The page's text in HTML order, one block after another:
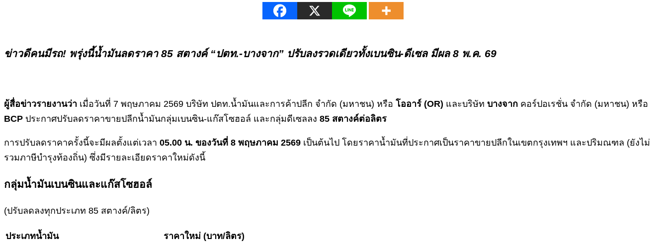
ข่าวดีคนมีรถ! พรุ่งนี้น้ำมันลดราคา 85 สตางค์ “ปตท.-บางจาก” ปรับลงรวดเดียวทั้งเบนซิน-ดีเซล มีผล 8 พ.ค. 69
ผู้สื่อข่าวรายงานว่า เมื่อวันที่ 7 พฤษภาคม 2569 บริษัท ปตท.น้ำมันและการค้าปลีก จำกัด (มหาชน) หรือ โออาร์ (OR) และบริษัท บางจาก คอร์ปอเรชั่น จำกัด (มหาชน) หรือ
BCP ประกาศปรับลดราคาขายปลีกน้ำมันกลุ่มเบนซิน-แก๊สโซฮอล์ และกลุ่มดีเซลลง 85 สตางค์ต่อลิตร
การปรับลดราคาครั้งนี้จะมีผลตั้งแต่เวลา 05.00 น. ของวันที่ 8 พฤษภาคม 2569 เป็นต้นไป โดยราคาน้ำมันที่ประกาศเป็นราคาขายปลีกในเขตกรุงเทพฯ และปริมณฑล (ยังไม่
รวมภาษีบำรุงท้องถิ่น) ซึ่งมีรายละเอียดราคาใหม่ดังนี้
กลุ่มน้ำมันเบนซินและแก๊สโซฮอล์
(ปรับลดลงทุกประเภท 85 สตางค์/ลิตร)
ประเภทน้ำมัน
ราคาใหม่ (บาท/ลิตร)